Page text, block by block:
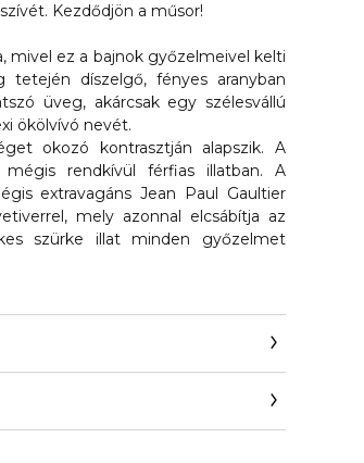
Kezdődjön a műsor!
mivel ez a bajnok győzelmeivel kelti
díszelgő, fényes aranyban
üveg, akárcsak egy szélesvállú
ökölvívó nevét.
okozó kontrasztján alapszik. A
mégis rendkívül férfias illatban. A
extravagáns Jean Paul Gaultier
mely azonnal elcsábítja az
szürke illat minden győzelmet